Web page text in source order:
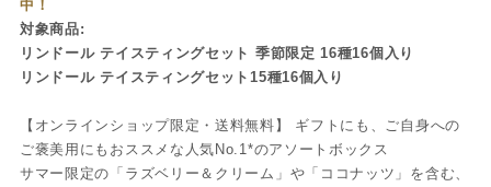
中！
対象商品:
リンドール テイスティングセット 季節限定 16種16個入り
リンドール テイスティングセット15種16個入り
【オンラインショップ限定・送料無料】 ギフトにも、ご自身への
ご褒美用にもおススメな人気No.1*のアソートボックス
サマー限定の「ラズベリー＆クリーム」や「ココナッツ」を含む、